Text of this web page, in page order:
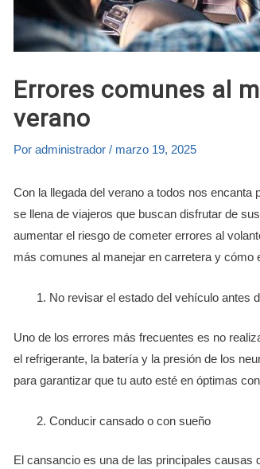
Errores comunes al
verano
Poradministrador/ marzo 19, 2025
Con la llegada del verano a todos nos
se llena de viajeros que buscan disfrutar de
aumentar el riesgo de cometer errores al
más comunes al manejar en carretera y cómo
No revisar el estado del vehículo antes
Uno de los errores más frecuentes es no
el refrigerante, la batería y la presión de los
para garantizar que tu auto esté en óptimas
Conducir cansado o con sueño
El cansancio es una de las principales